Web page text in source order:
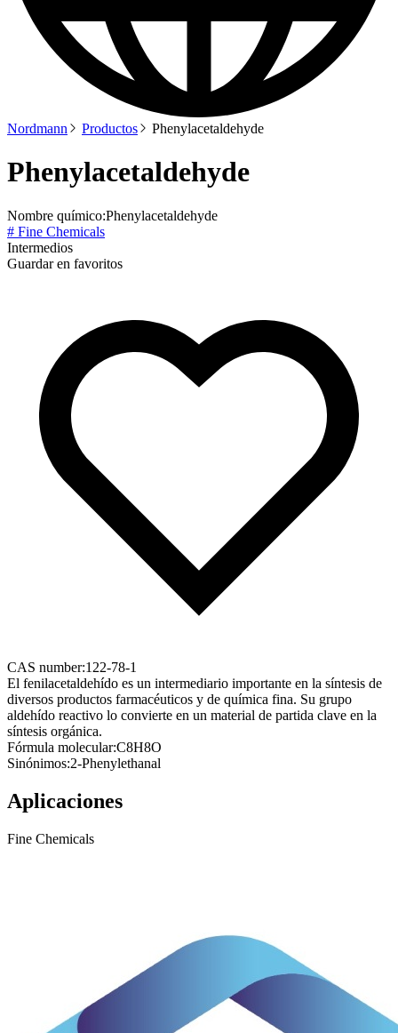
Nordmann Productos Phenylacetaldehyde
Phenylacetaldehyde
Nombre químico:Phenylacetaldehyde
# Fine Chemicals
Intermedios
Guardar en favoritos
CAS number:122-78-1
El fenilacetaldehído es un intermediario importante en la síntesis de
diversos productos farmacéuticos y de química fina. Su grupo
aldehído reactivo lo convierte en un material de partida clave en la
síntesis orgánica.
Fórmula molecular:C8H8O
Sinónimos:2-Phenylethanal
Aplicaciones
Fine Chemicals